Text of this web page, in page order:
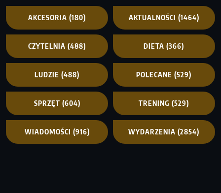
AKCESORIA (180) AKTUALNOŚCI (1464)
CZYTELNIA (488) DIETA (366)
LUDZIE (488) POLECANE (529)
SPRZĘT (604) TRENING (529)
WIADOMOŚCI (916) WYDARZENIA (2854)